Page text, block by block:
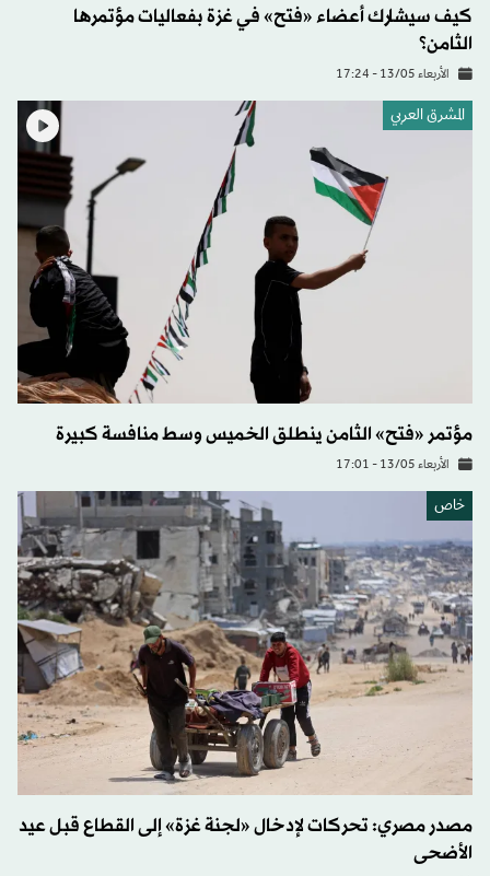
كيف سيشارك أعضاء «فتح» في غزة بفعاليات مؤتمرها
الثامن؟
الأربعاء 13/05 - 17:24
المشرق العربي
مؤتمر «فتح» الثامن ينطلق الخميس وسط منافسة كبيرة
الأربعاء 13/05 - 17:01
خاص
مصدر مصري: تحركات لإدخال «لجنة غزة» إلى القطاع قبل عيد
الأضحى